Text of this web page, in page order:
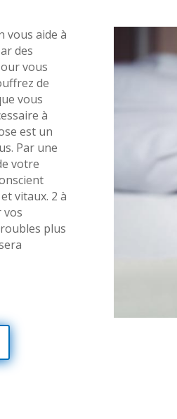
vous aide à
des
vous
de
vous
à
est un
Par une
votre
vitaux. 2 à
vos
plus